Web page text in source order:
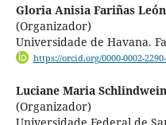
Gloria Anisia Fariñas León
(Organizador)
Universidade de Havana.
https://orcid.org/0000-0002-
Luciane Maria Schlindwein
(Organizador)